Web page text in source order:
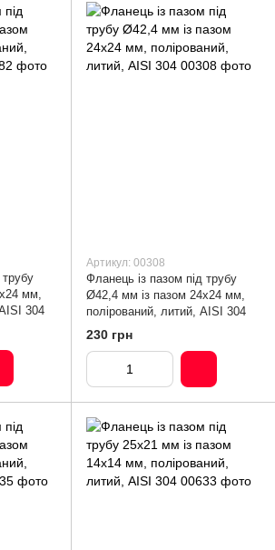
мм,
304
Артикул: 00308
Фланець із пазом під трубу
Ø42,4 мм із пазом 24х24 мм,
полірований, литий, AISI 304
230 грн